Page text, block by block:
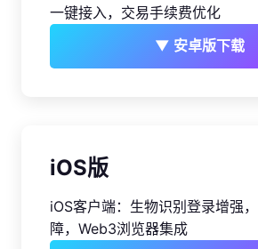
一键接入，交易手续费优化
▼ 安卓版下载
iOS版
iOS客户端：生物识别登录增强
障，Web3浏览器集成